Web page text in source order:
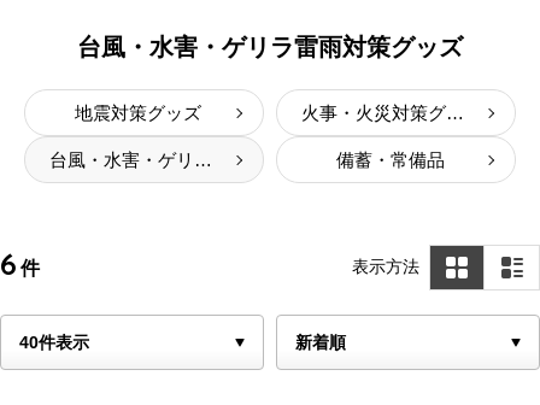
台風・水害・ゲリラ雷雨対策グッズ
地震対策グッズ 火事・火災対策グッズ
台風・水害・ゲリラ雷雨対策グッズ 備蓄・常備品
6 件 表示方法